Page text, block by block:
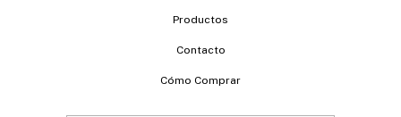
Productos
Contacto
Cómo Comprar